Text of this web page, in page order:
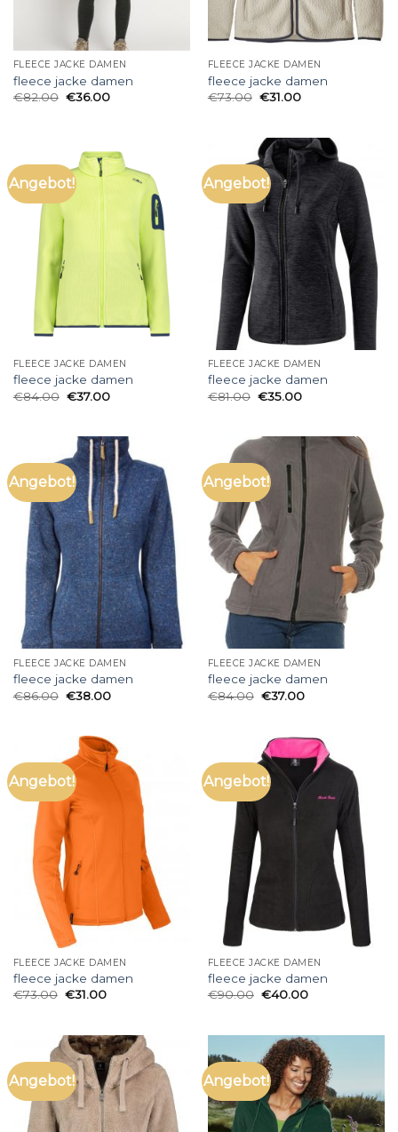
FLEECE JACKE DAMEN
fleece jacke damen
€82.00 €36.00
FLEECE JACKE DAMEN
fleece jacke damen
€73.00 €31.00
Angebot!
FLEECE JACKE DAMEN
fleece jacke damen
€84.00 €37.00
Angebot!
FLEECE JACKE DAMEN
fleece jacke damen
€81.00 €35.00
Angebot!
FLEECE JACKE DAMEN
fleece jacke damen
€86.00 €38.00
Angebot!
FLEECE JACKE DAMEN
fleece jacke damen
€84.00 €37.00
Angebot!
FLEECE JACKE DAMEN
fleece jacke damen
€73.00 €31.00
Angebot!
FLEECE JACKE DAMEN
fleece jacke damen
€90.00 €40.00
Angebot! Angebot!